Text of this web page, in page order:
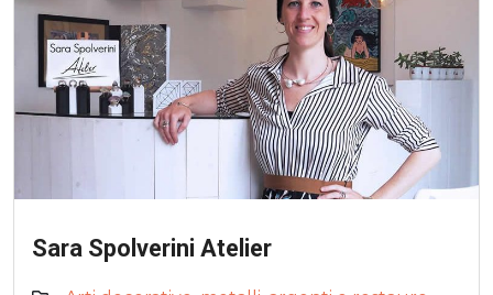
Sara Spolverini Atelier